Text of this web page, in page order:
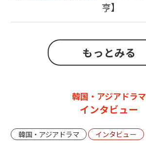
亨】
もっとみる
韓国・アジアドラマ
インタビュー
韓国・アジアドラマ インタビュー